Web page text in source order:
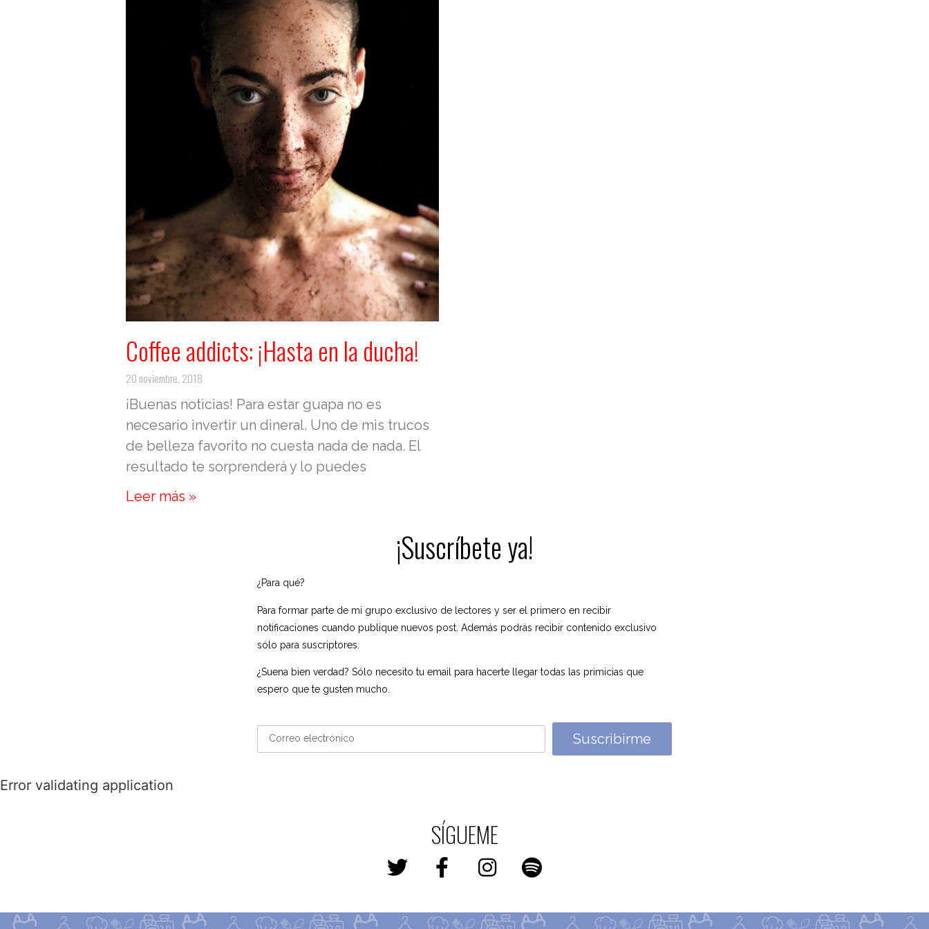
Coffee addicts: ¡Hasta en la ducha!
20 noviembre, 2018
¡Buenas noticias! Para estar guapa no es
necesario invertir un dineral. Uno de mis trucos
de belleza favorito no cuesta nada de nada. El
resultado te sorprenderá y lo puedes
Leer más »
¡Suscríbete ya!
¿Para qué?
Para formar parte de mi grupo exclusivo de lectores y ser el primero en recibir
notificaciones cuando publique nuevos post. Además podrás recibir contenido exclusivo
sólo para suscriptores.
¿Suena bien verdad? Sólo necesito tu email para hacerte llegar todas las primicias que
espero que te gusten mucho.
Suscribirme
Error validating application
SÍGUEME